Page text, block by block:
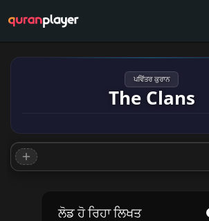
ਪਵਿੱਤਰ ਕੁਰਾਨ
The Clans
ਲੋਡ ਹੋ ਰਿਹਾ ਲਿਖਤ